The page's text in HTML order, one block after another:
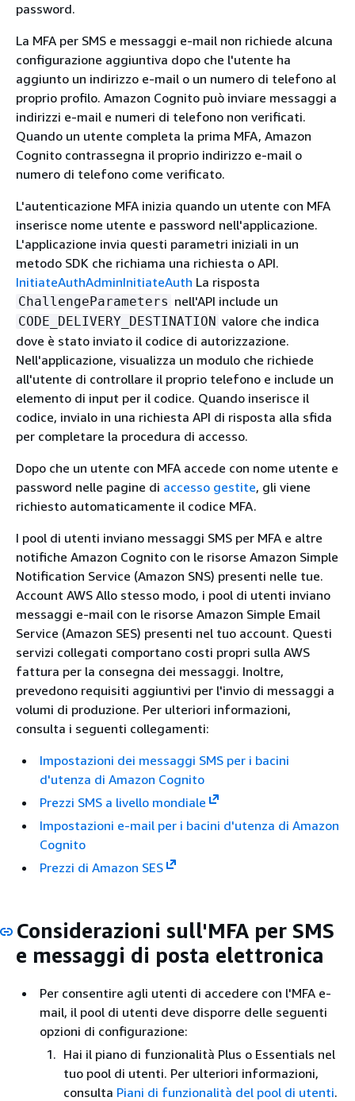
password.
La MFA per SMS e messaggi e-mail non richiede alcuna
configurazione aggiuntiva dopo che l'utente ha
aggiunto un indirizzo e-mail o un numero di telefono al
proprio profilo. Amazon Cognito può inviare messaggi a
indirizzi e-mail e numeri di telefono non verificati.
Quando un utente completa la prima MFA, Amazon
Cognito contrassegna il proprio indirizzo e-mail o
numero di telefono come verificato.
L'autenticazione MFA inizia quando un utente con MFA
inserisce nome utente e password nell'applicazione.
L'applicazione invia questi parametri iniziali in un
metodo SDK che richiama una richiesta o API.
InitiateAuthAdminInitiateAuth La risposta
ChallengeParameters nell'API include un
CODE_DELIVERY_DESTINATION valore che indica
dove è stato inviato il codice di autorizzazione.
Nell'applicazione, visualizza un modulo che richiede
all'utente di controllare il proprio telefono e include un
elemento di input per il codice. Quando inserisce il
codice, invialo in una richiesta API di risposta alla sfida
per completare la procedura di accesso.
Dopo che un utente con MFA accede con nome utente e
password nelle pagine di accesso gestite, gli viene
richiesto automaticamente il codice MFA.
I pool di utenti inviano messaggi SMS per MFA e altre
notifiche Amazon Cognito con le risorse Amazon Simple
Notification Service (Amazon SNS) presenti nelle tue.
Account AWS Allo stesso modo, i pool di utenti inviano
messaggi e-mail con le risorse Amazon Simple Email
Service (Amazon SES) presenti nel tuo account. Questi
servizi collegati comportano costi propri sulla AWS
fattura per la consegna dei messaggi. Inoltre,
prevedono requisiti aggiuntivi per l'invio di messaggi a
volumi di produzione. Per ulteriori informazioni,
consulta i seguenti collegamenti:
Impostazioni dei messaggi SMS per i bacini
d'utenza di Amazon Cognito
Prezzi SMS a livello mondiale
Impostazioni e-mail per i bacini d'utenza di Amazon
Cognito
Prezzi di Amazon SES
Considerazioni sull'MFA per SMS
e messaggi di posta elettronica
Per consentire agli utenti di accedere con l'MFA e-
mail, il pool di utenti deve disporre delle seguenti
opzioni di configurazione:
Hai il piano di funzionalità Plus o Essentials nel
tuo pool di utenti. Per ulteriori informazioni,
consulta Piani di funzionalità del pool di utenti.